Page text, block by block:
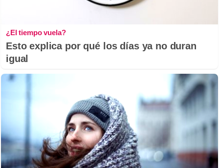
¿El tiempo vuela?
Esto explica por qué los días ya no duran
igual